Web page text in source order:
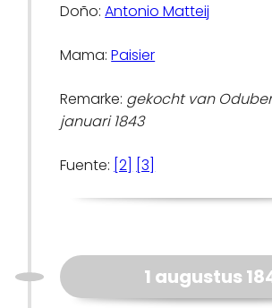
Doño:Antonio Matteij
Mama:Paisier
Remarke: gekocht van
januari 1843
Fuente: [2] [3]
1 augustus